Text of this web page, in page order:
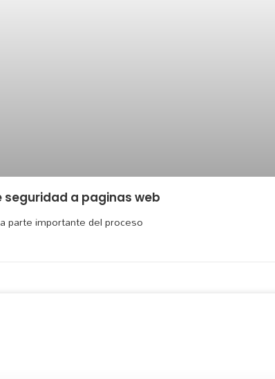
a paginas web
parte importante del proceso